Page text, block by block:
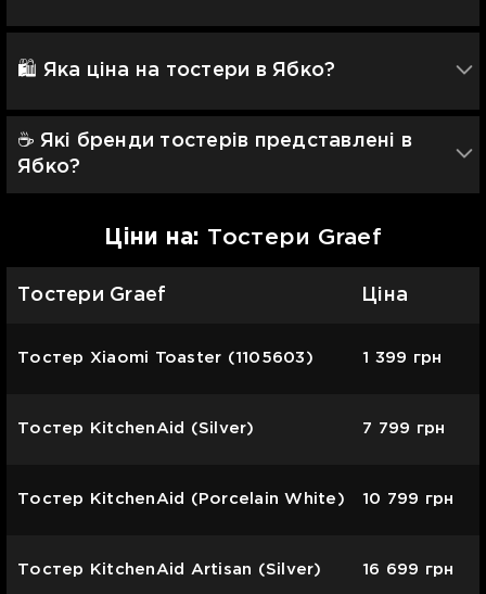
🛍️ Яка ціна на тостери в Ябко?
☕️ Які бренди тостерів представлені в
Ябко?
Цiни на: Тостери Graef
Тостери Graef Ціна
Тостер Xiaomi Toaster (1105603) 1 399 грн
Тостер KitchenAid (Silver) 7 799 грн
Тостер KitchenAid (Porcelain White) 10 799 грн
Тостер KitchenAid Artisan (Silver) 16 699 грн